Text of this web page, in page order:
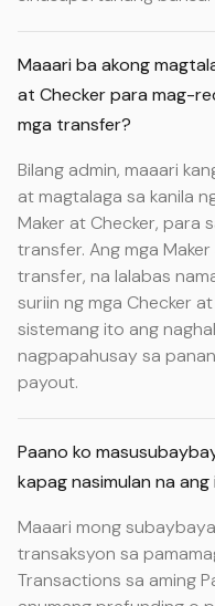
Maaari ba akong
at Checker para mag-
mga transfer?
Bilang admin, maaari
at magtalaga sa kanila
Maker at Checker, para
transfer. Ang mga
transfer, na lalabas
suriin ng mga Checker
sistemang ito ang
nagpapahusay sa
payout.
Paano ko
kapag nasimulan na
Maaari mong
transaksyon sa
Transactions sa aming